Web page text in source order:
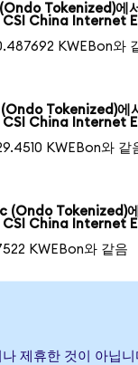
Tokenized)에
CSI China Internet
KWEBon와
Tokenized)에
CSI China Internet
KWEBon와 같
(Ondo Tokenized)
CSI China Internet
KWEBon와 같음
제휴한 것이 아닙